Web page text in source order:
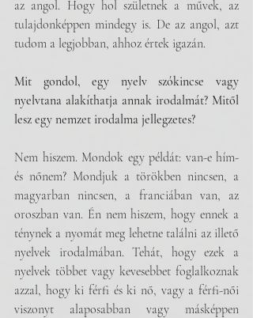
az angol. Hogy hol születnek a művek, az
tulajdonképpen mindegy is. De az angol, azt
tudom a legjobban, ahhoz értek igazán.
Mit gondol, egy nyelv szókincse vagy
nyelvtana alakíthatja annak irodalmát? Mitől
lesz egy nemzet irodalma jellegzetes?
Nem hiszem. Mondok egy példát: van-e hím-
és nőnem? Mondjuk a törökben nincsen, a
magyarban nincsen, a franciában van, az
oroszban van. Én nem hiszem, hogy ennek a
ténynek a nyomát meg lehetne találni az illető
nyelvek irodalmában. Tehát, hogy ezek a
nyelvek többet vagy kevesebbet foglalkoznak
azzal, hogy ki férfi és ki nő, vagy a férfi-női
viszonyt alaposabban vagy másképpen